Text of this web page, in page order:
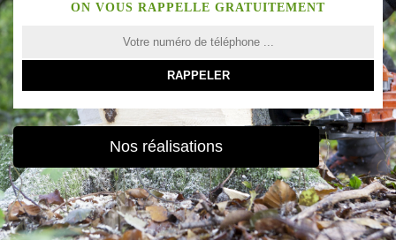
ON VOUS RAPPELLE GRATUITEMENT
Nos réalisations